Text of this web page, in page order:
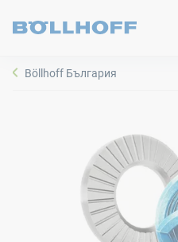
Böllhoff България